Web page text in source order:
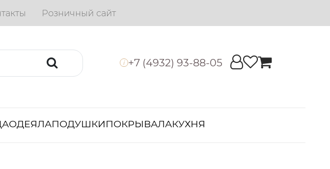
Розничный сайт
i +7 (4932) 93-88-05
ОДЕЯЛАПОДУШКИПОКРЫВАЛАКУХНЯ